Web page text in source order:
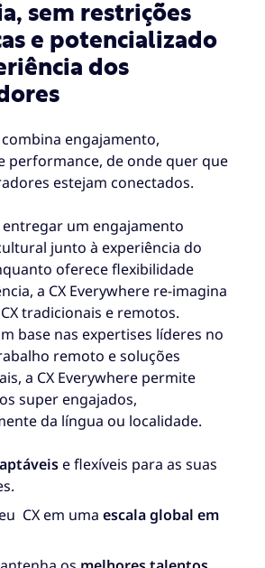
sem restrições
e potencializado
dos
combina engajamento,
performance, de onde quer que
estejam conectados.
um engajamento
junto à experiência do
oferece flexibilidade
a CX Everywhere re-imagina
tradicionais e remotos.
base nas expertises líderes no
remoto e soluções
a CX Everywhere permite
super engajados,
da língua ou localidade.
e flexíveis para as suas
CX em uma escala global em